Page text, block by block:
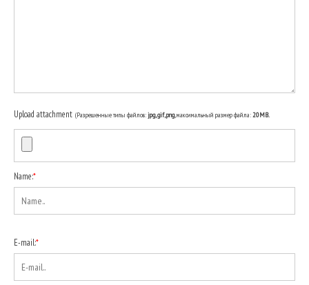
Upload attachment (Разрешенные типы файлов:jpg, gif, png, максимальный размер файла: 20MB.
Name:*
E-mail:*